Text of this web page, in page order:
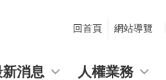
回首頁 網站導覽
消息 人權業務